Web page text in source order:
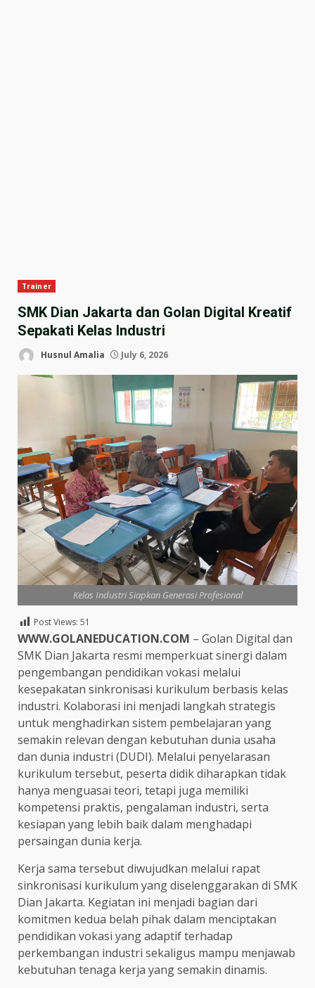
Trainer
SMK Dian Jakarta dan Golan Digital Kreatif
Sepakati Kelas Industri
Husnul Amalia July 6, 2026
Kelas Industri Siapkan Generasi Profesional
Post Views: 51
WWW.GOLANEDUCATION.COM – Golan Digital dan
SMK Dian Jakarta resmi memperkuat sinergi dalam
pengembangan pendidikan vokasi melalui
kesepakatan sinkronisasi kurikulum berbasis kelas
industri. Kolaborasi ini menjadi langkah strategis
untuk menghadirkan sistem pembelajaran yang
semakin relevan dengan kebutuhan dunia usaha
dan dunia industri (DUDI). Melalui penyelarasan
kurikulum tersebut, peserta didik diharapkan tidak
hanya menguasai teori, tetapi juga memiliki
kompetensi praktis, pengalaman industri, serta
kesiapan yang lebih baik dalam menghadapi
persaingan dunia kerja.
Kerja sama tersebut diwujudkan melalui rapat
sinkronisasi kurikulum yang diselenggarakan di SMK
Dian Jakarta. Kegiatan ini menjadi bagian dari
komitmen kedua belah pihak dalam menciptakan
pendidikan vokasi yang adaptif terhadap
perkembangan industri sekaligus mampu menjawab
kebutuhan tenaga kerja yang semakin dinamis.